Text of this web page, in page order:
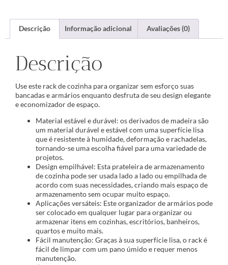
Descrição Informação adicional Avaliações (0)
Descrição
Use este rack de cozinha para organizar sem esforço suas
bancadas e armários enquanto desfruta de seu design elegante
e economizador de espaço.
Material estável e durável: os derivados de madeira são
um material durável e estável com uma superfície lisa
que é resistente à humidade, deformação e rachadelas,
tornando-se uma escolha fiável para uma variedade de
projetos.
Design empilhável: Esta prateleira de armazenamento
de cozinha pode ser usada lado a lado ou empilhada de
acordo com suas necessidades, criando mais espaço de
armazenamento sem ocupar muito espaço.
Aplicações versáteis: Este organizador de armários pode
ser colocado em qualquer lugar para organizar ou
armazenar itens em cozinhas, escritórios, banheiros,
quartos e muito mais.
Fácil manutenção: Graças à sua superfície lisa, o rack é
fácil de limpar com um pano úmido e requer menos
manutenção.